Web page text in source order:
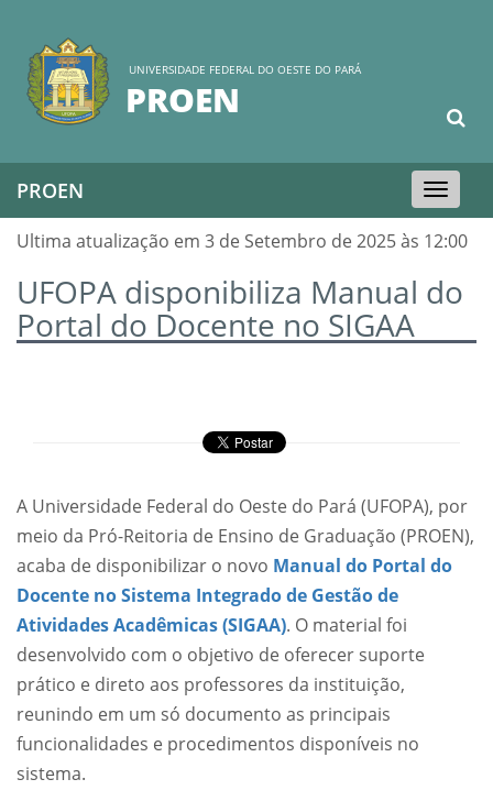
UNIVERSIDADE FEDERAL DO OESTE DO PARÁ
PROEN
Toggle
navigation
PROEN
Ultima atualização em 3 de Setembro de 2025 às 12:00
UFOPA disponibiliza Manual do
Portal do Docente no SIGAA
A Universidade Federal do Oeste do Pará (UFOPA), por
meio da Pró-Reitoria de Ensino de Graduação (PROEN),
acaba de disponibilizar o novo Manual do Portal do
Docente no Sistema Integrado de Gestão de
Atividades Acadêmicas (SIGAA). O material foi
desenvolvido com o objetivo de oferecer suporte
prático e direto aos professores da instituição,
reunindo em um só documento as principais
funcionalidades e procedimentos disponíveis no
sistema.